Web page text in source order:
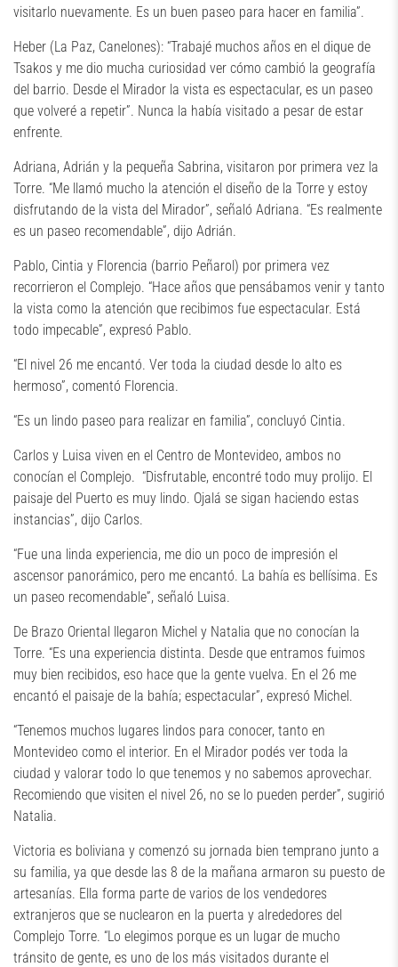
visitarlo nuevamente. Es un buen paseo para hacer en familia”.
Heber (La Paz, Canelones): “Trabajé muchos años en el dique de
Tsakos y me dio mucha curiosidad ver cómo cambió la geografía
del barrio. Desde el Mirador la vista es espectacular, es un paseo
que volveré a repetir”. Nunca la había visitado a pesar de estar
enfrente.
Adriana, Adrián y la pequeña Sabrina, visitaron por primera vez la
Torre. “Me llamó mucho la atención el diseño de la Torre y estoy
disfrutando de la vista del Mirador”, señaló Adriana. “Es realmente
es un paseo recomendable”, dijo Adrián.
Pablo, Cintia y Florencia (barrio Peñarol) por primera vez
recorrieron el Complejo. “Hace años que pensábamos venir y tanto
la vista como la atención que recibimos fue espectacular. Está
todo impecable”, expresó Pablo.
“El nivel 26 me encantó. Ver toda la ciudad desde lo alto es
hermoso”, comentó Florencia.
“Es un lindo paseo para realizar en familia”, concluyó Cintia.
Carlos y Luisa viven en el Centro de Montevideo, ambos no
conocían el Complejo. “Disfrutable, encontré todo muy prolijo. El
paisaje del Puerto es muy lindo. Ojalá se sigan haciendo estas
instancias”, dijo Carlos.
“Fue una linda experiencia, me dio un poco de impresión el
ascensor panorámico, pero me encantó. La bahía es bellísima. Es
un paseo recomendable”, señaló Luisa.
De Brazo Oriental llegaron Michel y Natalia que no conocían la
Torre. “Es una experiencia distinta. Desde que entramos fuimos
muy bien recibidos, eso hace que la gente vuelva. En el 26 me
encantó el paisaje de la bahía; espectacular”, expresó Michel.
“Tenemos muchos lugares lindos para conocer, tanto en
Montevideo como el interior. En el Mirador podés ver toda la
ciudad y valorar todo lo que tenemos y no sabemos aprovechar.
Recomiendo que visiten el nivel 26, no se lo pueden perder”, sugirió
Natalia.
Victoria es boliviana y comenzó su jornada bien temprano junto a
su familia, ya que desde las 8 de la mañana armaron su puesto de
artesanías. Ella forma parte de varios de los vendedores
extranjeros que se nuclearon en la puerta y alrededores del
Complejo Torre. “Lo elegimos porque es un lugar de mucho
tránsito de gente, es uno de los más visitados durante el